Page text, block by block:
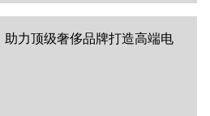
助力顶级奢侈品牌打造高端电